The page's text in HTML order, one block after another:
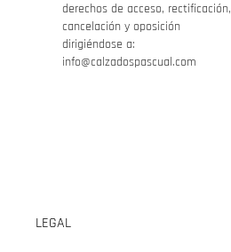
derechos de acceso, rectificación,
cancelación y oposición
dirigiéndose a:
info@calzadospascual.com
LEGAL